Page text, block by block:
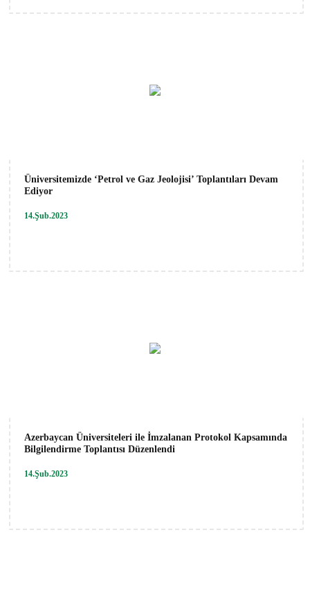
Üniversitemizde ‘Petrol ve Gaz Jeolojisi’ Toplantıları Devam
Ediyor
14.Şub.2023
Azerbaycan Üniversiteleri ile İmzalanan Protokol Kapsamında
Bilgilendirme Toplantısı Düzenlendi
14.Şub.2023